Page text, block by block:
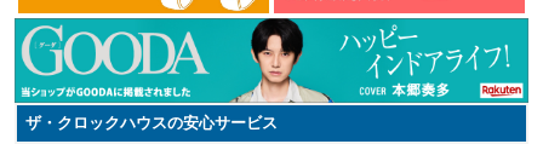
ザ・クロックハウスの安心サービス